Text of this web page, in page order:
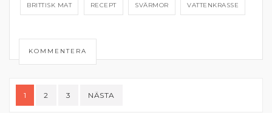
BRITTISK MAT RECEPT SVÄRMOR VATTENKRASSE
KOMMENTERA
Sidnumrering
för
1 2 3 NÄSTA